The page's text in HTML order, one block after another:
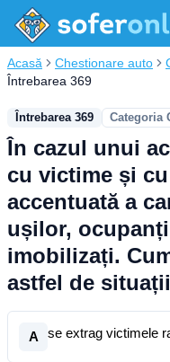
Acasă Chestionare auto
Întrebarea 369
Întrebarea 369 Categoria
În cazul unui
cu victime și
accentuată a
ușilor,
imobilizați.
astfel de
A se extrag victimele